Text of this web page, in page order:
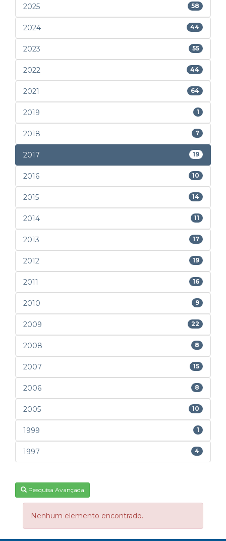
2025 58
2024 44
2023 55
2022 44
2021 64
2019 1
2018 7
2017 19
2016 10
2015 14
2014 11
2013 17
2012 19
2011 16
2010 9
2009 22
2008 8
2007 15
2006 8
2005 10
1999 1
1997 4
Pesquisa Avançada
Nenhum elemento encontrado.